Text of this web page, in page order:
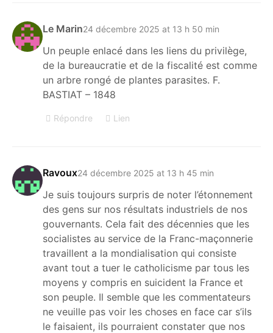
Le Marin24 décembre 2025 at 13 h 50 min
Un peuple enlacé dans les liens du privilège,
de la bureaucratie et de la fiscalité est comme
un arbre rongé de plantes parasites. F.
BASTIAT – 1848
Répondre Lien
Ravoux24 décembre 2025 at 13 h 45 min
Je suis toujours surpris de noter l’étonnement
des gens sur nos résultats industriels de nos
gouvernants. Cela fait des décennies que les
socialistes au service de la Franc-maçonnerie
travaillent a la mondialisation qui consiste
avant tout a tuer le catholicisme par tous les
moyens y compris en suicident la France et
son peuple. Il semble que les commentateurs
ne veuille pas voir les choses en face car s’ils
le faisaient, ils pourraient constater que nos